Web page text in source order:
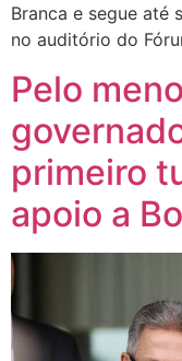
Branca e segue até
no auditório do
Pelo
primeiro
apoio a